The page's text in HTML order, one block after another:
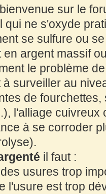
sur le
qui ne s'oxyde
se sulfure ou
argent massif
le problème
à surveiller au
de
l'alliage cuivreux
à se corroder
il faut :
usures trop
l'usure est trop